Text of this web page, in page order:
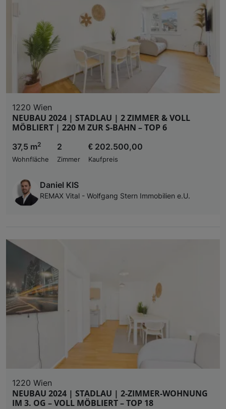
1220 Wien
NEUBAU 2024 | STADLAU | 2 ZIMMER & VOLL
MÖBLIERT | 220 M ZUR S-BAHN – TOP 6
37,5 m2
Wohnfläche
2
Zimmer
€ 202.500,00
Kaufpreis
Daniel KIS
REMAX Vital - Wolfgang Stern Immobilien e.U.
1220 Wien
NEUBAU 2024 | STADLAU | 2-ZIMMER-WOHNUNG
IM 3. OG – VOLL MÖBLIERT – TOP 18